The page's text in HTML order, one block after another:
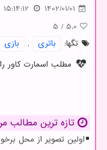
1402/01/01
15:14:12
5.0
/
5
تگها:
باتری , بازی
مطلب اسمارت کاور
تازه ترین مطالب
اولین تصویر از محل